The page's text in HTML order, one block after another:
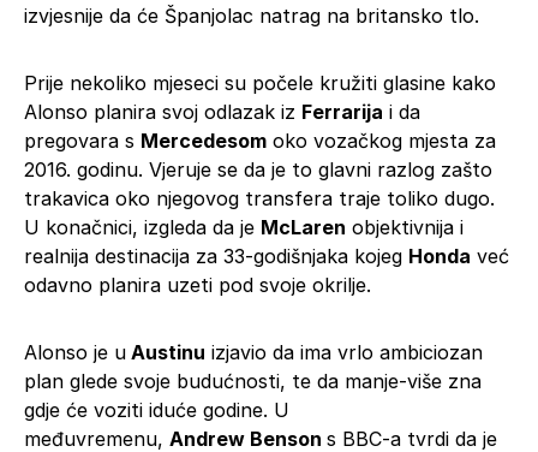
izvjesnije da će Španjolac natrag na britansko tlo.
Prije nekoliko mjeseci su počele kružiti glasine kako
Alonso planira svoj odlazak iz Ferrarija i da
pregovara s Mercedesom oko vozačkog mjesta za
2016. godinu. Vjeruje se da je to glavni razlog zašto
trakavica oko njegovog transfera traje toliko dugo.
U konačnici, izgleda da je McLaren objektivnija i
realnija destinacija za 33-godišnjaka kojeg Honda već
odavno planira uzeti pod svoje okrilje.
Alonso je u Austinu izjavio da ima vrlo ambiciozan
plan glede svoje budućnosti, te da manje-više zna
gdje će voziti iduće godine. U
međuvremenu, Andrew Benson s BBC-a tvrdi da je